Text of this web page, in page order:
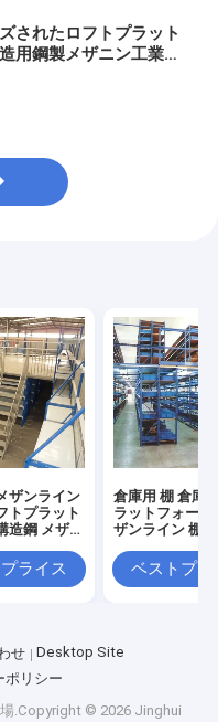
されたロフトプラット
用鋼製メザニン工業用
ザンライン
トプラット
造鋼 メザン
ライス
倉庫用 棚 倉庫
ラットフォーム
ザンライン 棚
ベストプラ
せ
Desktop Site
ポリシー
.Copyright © 2026 Jinghui